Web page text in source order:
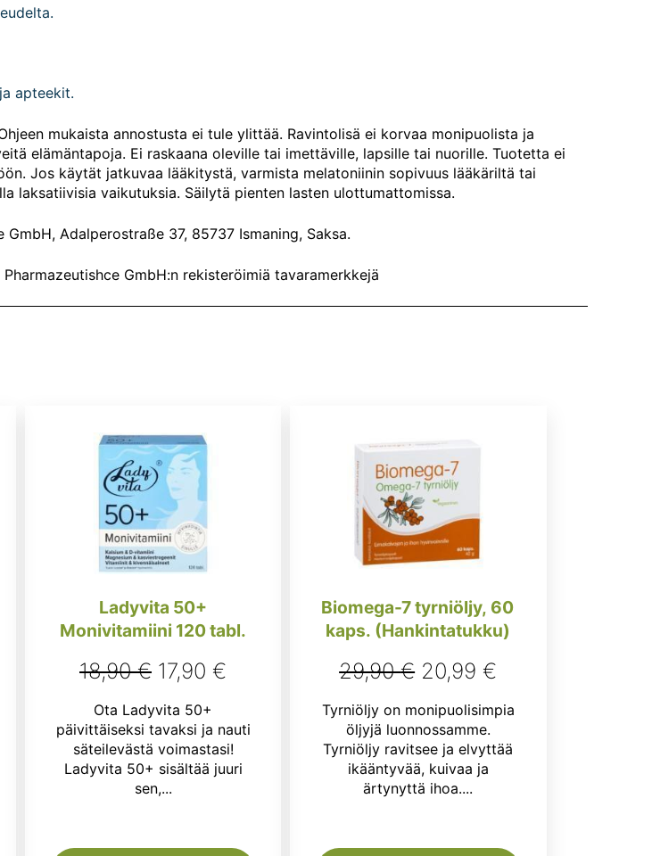
apteekit.
mukaista annostusta ei tule ylittää. Ravintolisä ei korvaa monipuolista ja
elämäntapoja. Ei raskaana oleville tai imettäville, lapsille tai nuorille. Tuotetta ei
Jos käytät jatkuvaa lääkitystä, varmista melatoniinin sopivuus lääkäriltä tai
laksatiivisia vaikutuksia. Säilytä pienten lasten ulottumattomissa.
Adalperostraße 37, 85737 Ismaning, Saksa.
GmbH:n rekisteröimiä tavaramerkkejä
Ladyvita 50+
Monivitamiini 120 tabl.
18,90€ Alkuperäinen
hinta
oli:
18,90 €.
17,90 €
on:
17,90 €.
Ota Ladyvita 50+
päivittäiseksi tavaksi ja nauti
säteilevästä voimastasi!
Ladyvita 50+ sisältää juuri
sen,...
Biomega-7 tyrniöljy, 60
kaps. (Hankintatukku)
29,90€ Alkuperäinen
hinta
oli:
29,90 €.
20,99 €
hinta
20,99 €.
Tyrniöljy on monipuolisimpia
öljyjä luonnossamme.
Tyrniöljy ravitsee ja elvyttää
ikääntyvää, kuivaa ja
ärtynyttä ihoa....